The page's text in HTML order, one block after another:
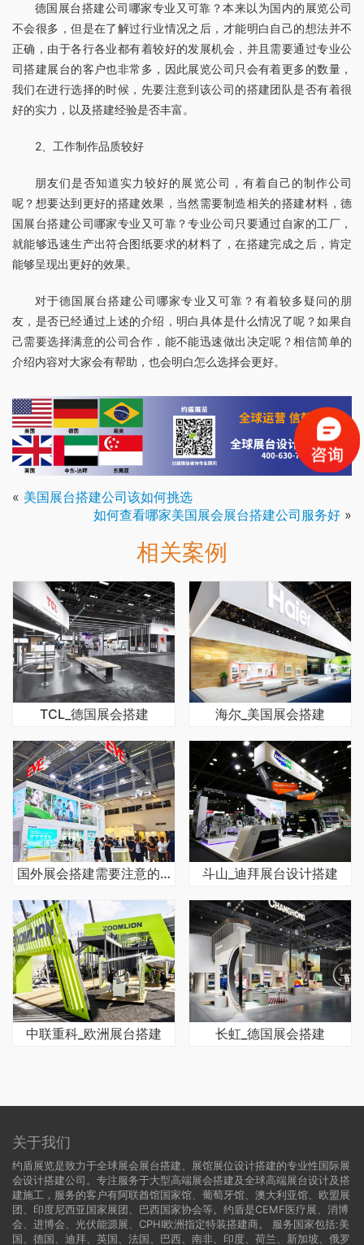
德国展台搭建公司哪家专业又可靠？本来以为国内的展览公司
不会很多，但是在了解过行业情况之后，才能明白自己的想法并不
正确，由于各行各业都有着较好的发展机会，并且需要通过专业公
司搭建展台的客户也非常多，因此展览公司只会有着更多的数量，
我们在进行选择的时候，先要注意到该公司的搭建团队是否有着很
好的实力，以及搭建经验是否丰富。
2、工作制作品质较好
朋友们是否知道实力较好的展览公司，有着自己的制作公司
呢？想要达到更好的搭建效果，当然需要制造相关的搭建材料，德
国展台搭建公司哪家专业又可靠？专业公司只要通过自家的工厂，
就能够迅速生产出符合图纸要求的材料了，在搭建完成之后，肯定
能够呈现出更好的效果。
对于德国展台搭建公司哪家专业又可靠？有着较多疑问的朋
友，是否已经通过上述的介绍，明白具体是什么情况了呢？如果自
己需要选择满意的公司合作，能不能迅速做出决定呢？相信简单的
介绍内容对大家会有帮助，也会明白怎么选择会更好。
« 美国展台搭建公司该如何挑选
如何查看哪家美国展会展台搭建公司服务好 »
相关案例
TCL_德国展会搭建 海尔_美国展会搭建
国外展会搭建需要注意的问题有哪些 斗山_迪拜展台设计搭建
中联重科_欧洲展台搭建 长虹_德国展会搭建
关于我们
约盾展览是致力于全球展会展台搭建、展馆展位设计搭建的专业性国际展
会设计搭建公司。专注服务于大型高端展会搭建及全球高端展台设计及搭
建施工，服务的客户有阿联酋馆国家馆、葡萄牙馆、澳大利亚馆、欧盟展
团、印度尼西亚国家展团、巴西国家协会等。约盾是CEMF医疗展、消博
会、进博会、光伏能源展、CPHI欧洲指定特装搭建商。 服务国家包括:美
国
德国 、迪拜、英国、法国、巴西、南非、印度、荷兰、新加坡、俄罗